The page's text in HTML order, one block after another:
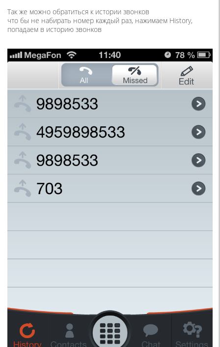
Так же можно обратиться к истории звонков
что бы не набирать номер каждый раз, нажимаем History,
попадаем в историю звонков